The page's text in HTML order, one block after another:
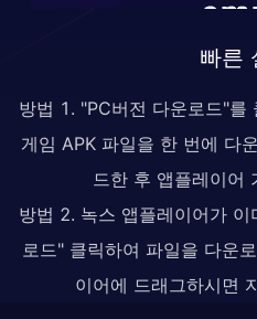
빠른
방법 1. "PC버전 다운로드"를
게임 APK 파일을 한 번에 다
드한 후 앱플레이어
방법 2. 녹스 앱플레이어가
로드" 클릭하여 파일을 다운
이어에 드래그하시면